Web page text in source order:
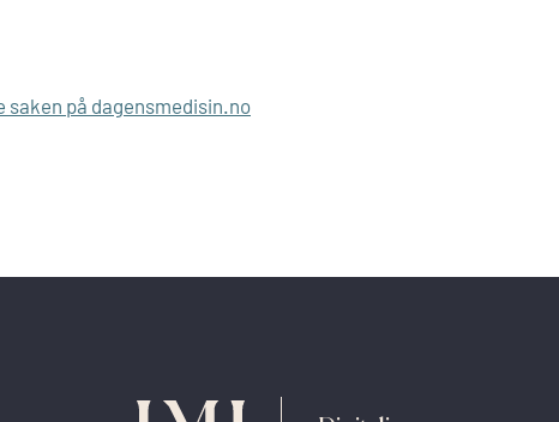
saken på dagensmedisin.no